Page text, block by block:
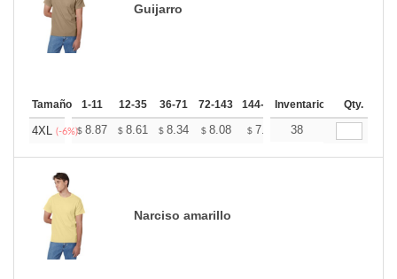
Guijarro
Tamaño 1-11 12-35 36-71 72-143 144-287 288 + Mas
Inventario Qty.
4XL (-6%)$ 8.87 $ 8.61 $ 8.34 $ 8.08 $ 7.82 $7.69
38
Narciso amarillo